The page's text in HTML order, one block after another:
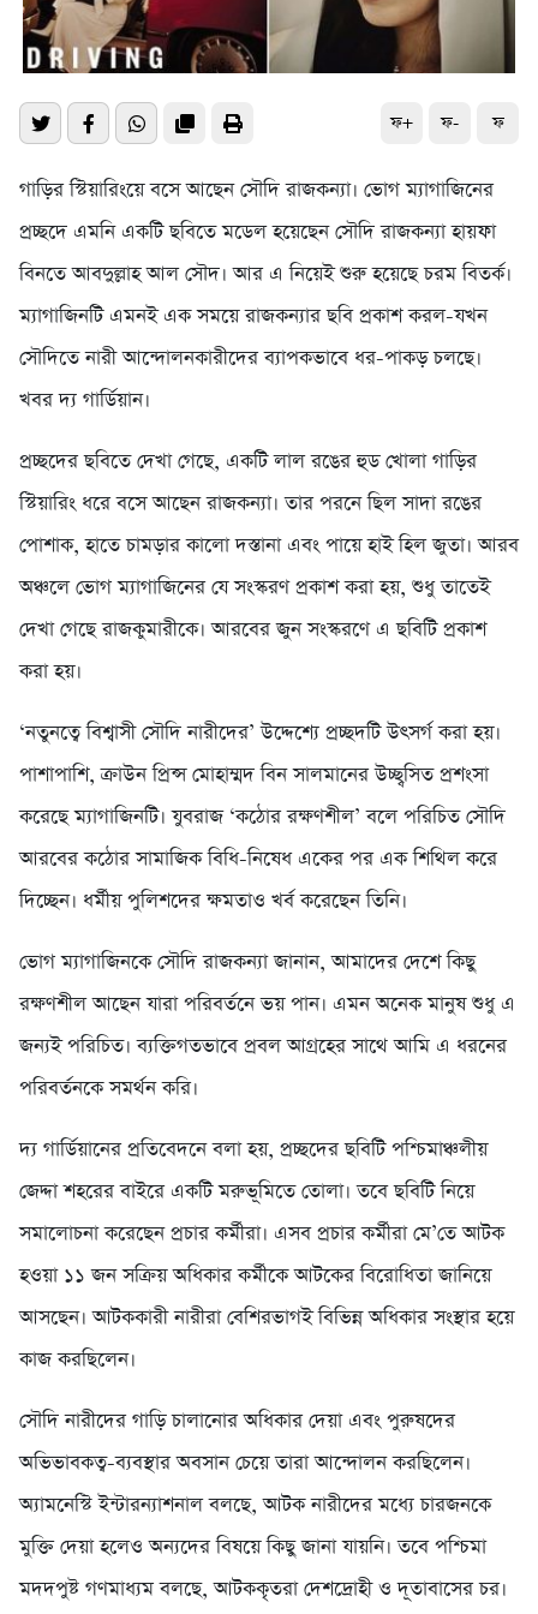
ফ+ ফ- ফ
গাড়ির স্টিয়ারিংয়ে বসে আছেন সৌদি রাজকন্যা। ভোগ ম্যাগাজিনের
প্রচ্ছদে এমনি একটি ছবিতে মডেল হয়েছেন সৌদি রাজকন্যা হায়ফা
বিনতে আবদুল্লাহ আল সৌদ। আর এ নিয়েই শুরু হয়েছে চরম বিতর্ক।
ম্যাগাজিনটি এমনই এক সময়ে রাজকন্যার ছবি প্রকাশ করল-যখন
সৌদিতে নারী আন্দোলনকারীদের ব্যাপকভাবে ধর-পাকড় চলছে।
খবর দ্য গার্ডিয়ান।
প্রচ্ছদের ছবিতে দেখা গেছে, একটি লাল রঙের হুড খোলা গাড়ির
স্টিয়ারিং ধরে বসে আছেন রাজকন্যা। তার পরনে ছিল সাদা রঙের
পোশাক, হাতে চামড়ার কালো দস্তানা এবং পায়ে হাই হিল জুতা। আরব
অঞ্চলে ভোগ ম্যাগাজিনের যে সংস্করণ প্রকাশ করা হয়, শুধু তাতেই
দেখা গেছে রাজকুমারীকে। আরবের জুন সংস্করণে এ ছবিটি প্রকাশ
করা হয়।
‘নতুনত্বে বিশ্বাসী সৌদি নারীদের’ উদ্দেশ্যে প্রচ্ছদটি উৎসর্গ করা হয়।
পাশাপাশি, ক্রাউন প্রিন্স মোহাম্মদ বিন সালমানের উচ্ছ্বসিত প্রশংসা
করেছে ম্যাগাজিনটি। যুবরাজ ‘কঠোর রক্ষণশীল’ বলে পরিচিত সৌদি
আরবের কঠোর সামাজিক বিধি-নিষেধ একের পর এক শিথিল করে
দিচ্ছেন। ধর্মীয় পুলিশদের ক্ষমতাও খর্ব করেছেন তিনি।
ভোগ ম্যাগাজিনকে সৌদি রাজকন্যা জানান, আমাদের দেশে কিছু
রক্ষণশীল আছেন যারা পরিবর্তনে ভয় পান। এমন অনেক মানুষ শুধু এ
জন্যই পরিচিত। ব্যক্তিগতভাবে প্রবল আগ্রহের সাথে আমি এ ধরনের
পরিবর্তনকে সমর্থন করি।
দ্য গার্ডিয়ানের প্রতিবেদনে বলা হয়, প্রচ্ছদের ছবিটি পশ্চিমাঞ্চলীয়
জেদ্দা শহরের বাইরে একটি মরুভূমিতে তোলা। তবে ছবিটি নিয়ে
সমালোচনা করেছেন প্রচার কর্মীরা। এসব প্রচার কর্মীরা মে’তে আটক
হওয়া ১১ জন সক্রিয় অধিকার কর্মীকে আটকের বিরোধিতা জানিয়ে
আসছেন। আটককারী নারীরা বেশিরভাগই বিভিন্ন অধিকার সংস্থার হয়ে
কাজ করছিলেন।
সৌদি নারীদের গাড়ি চালানোর অধিকার দেয়া এবং পুরুষদের
অভিভাবকত্ব-ব্যবস্থার অবসান চেয়ে তারা আন্দোলন করছিলেন।
অ্যামনেস্টি ইন্টারন্যাশনাল বলছে, আটক নারীদের মধ্যে চারজনকে
মুক্তি দেয়া হলেও অন্যদের বিষয়ে কিছু জানা যায়নি। তবে পশ্চিমা
মদদপুষ্ট গণমাধ্যম বলছে, আটককৃতরা দেশদ্রোহী ও দূতাবাসের চর।